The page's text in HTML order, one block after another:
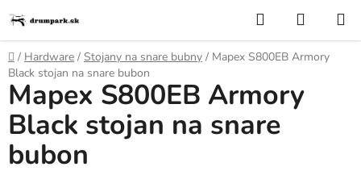
na
obsah
Hľadať
KOŠÍK
Domov
/ Hardware / Stojany na snare bubny / Mapex S800EB Armory
Black stojan na snare bubon
Mapex S800EB Armory
Black stojan na snare
bubon